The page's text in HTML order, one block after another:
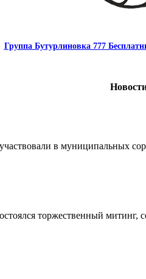
Группа Бутурлиновка 777
в муниципальных
торжественный